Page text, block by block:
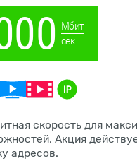
Мбит
сек
скорость для
Акция
адресов.